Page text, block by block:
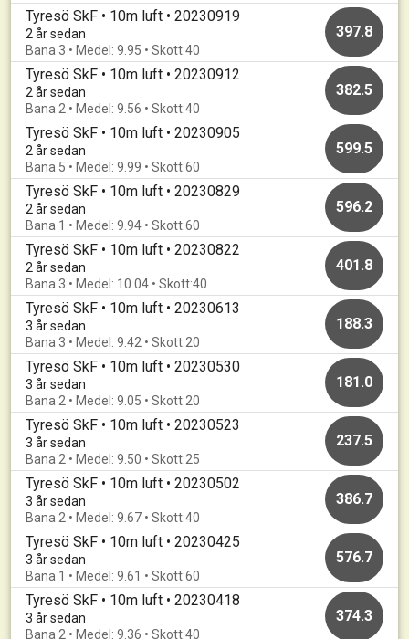
Tyresö SkF • 10m luft • 20230919
2 år sedan
Bana 3 • Medel: 9.95 • Skott:40
397.8
Tyresö SkF • 10m luft • 20230912
2 år sedan
Bana 2 • Medel: 9.56 • Skott:40
382.5
Tyresö SkF • 10m luft • 20230905
2 år sedan
Bana 5 • Medel: 9.99 • Skott:60
599.5
Tyresö SkF • 10m luft • 20230829
2 år sedan
Bana 1 • Medel: 9.94 • Skott:60
596.2
Tyresö SkF • 10m luft • 20230822
2 år sedan
Bana 3 • Medel: 10.04 • Skott:40
401.8
Tyresö SkF • 10m luft • 20230613
3 år sedan
Bana 3 • Medel: 9.42 • Skott:20
188.3
Tyresö SkF • 10m luft • 20230530
3 år sedan
Bana 2 • Medel: 9.05 • Skott:20
181.0
Tyresö SkF • 10m luft • 20230523
3 år sedan
Bana 2 • Medel: 9.50 • Skott:25
237.5
Tyresö SkF • 10m luft • 20230502
3 år sedan
Bana 2 • Medel: 9.67 • Skott:40
386.7
Tyresö SkF • 10m luft • 20230425
3 år sedan
Bana 1 • Medel: 9.61 • Skott:60
576.7
Tyresö SkF • 10m luft • 20230418
3 år sedan
Bana 2 • Medel: 9.36 • Skott:40
374.3